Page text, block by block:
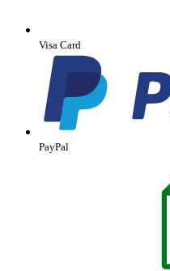
Visa Card
PayPal